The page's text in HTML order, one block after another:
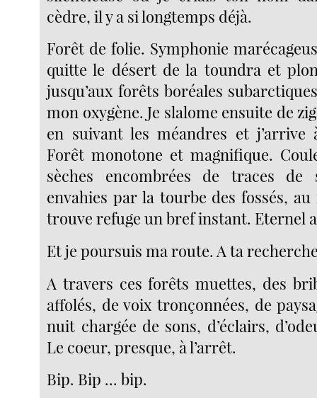
cèdre, il y a si longtemps déjà.
Forêt de folie. Symphonie
quitte le désert de la toundra et
jusqu’aux forêts boréales
mon oxygène. Je slalome ensuite de
en suivant les méandres et j’arrive
Forêt monotone et magnifique.
sèches encombrées de traces de
envahies par la tourbe des fossés,
trouve refuge un bref instant. Eternel
Et je poursuis ma route. A ta
A travers ces forêts muettes, des
affolés, de voix tronçonnées, de
nuit chargée de sons, d’éclairs,
Le coeur, presque, à l’arrêt.
Bip. Bip ... bip.